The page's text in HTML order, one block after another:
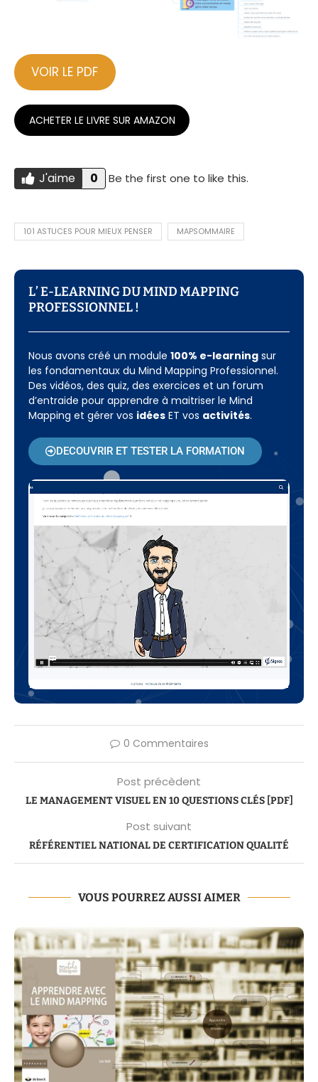
VOIR LE PDF
ACHETER LE LIVRE SUR AMAZON
Do you like this? J'AIME
J'aime 0 Be the first one to like this.
101 ASTUCES POUR MIEUX PENSER MAPSOMMAIRE
L’ E-LEARNING DU MIND MAPPING
PROFESSIONNEL !​
Nous avons créé un module 100% e-learning sur
les fondamentaux du Mind Mapping Professionnel.
Des vidéos, des quiz, des exercices et un forum
d’entraide pour apprendre à maitriser le Mind
Mapping et gérer vos idées ET vos activités.
DECOUVRIR ET TESTER LA FORMATION
0 Commentaires
Post précèdent
LE MANAGEMENT VISUEL EN 10 QUESTIONS CLÉS [PDF]
Post suivant
RÉFÉRENTIEL NATIONAL DE CERTIFICATION QUALITÉ
VOUS POURREZ AUSSI AIMER